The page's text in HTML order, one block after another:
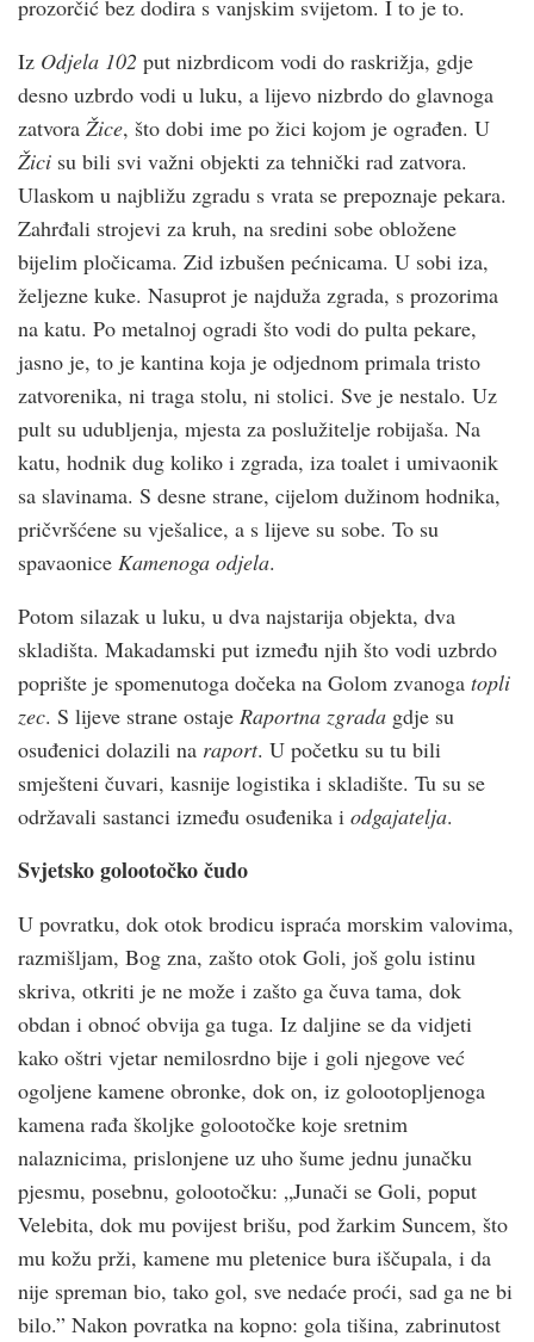
prozorčić bez dodira s vanjskim svijetom. I to je to.
Iz Odjela 102 put nizbrdicom vodi do raskrižja, gdje
desno uzbrdo vodi u luku, a lijevo nizbrdo do glavnoga
zatvora Žice, što dobi ime po žici kojom je ograđen. U
Žici su bili svi važni objekti za tehnički rad zatvora.
Ulaskom u najbližu zgradu s vrata se prepoznaje pekara.
Zahrđali strojevi za kruh, na sredini sobe obložene
bijelim pločicama. Zid izbušen pećnicama. U sobi iza,
željezne kuke. Nasuprot je najduža zgrada, s prozorima
na katu. Po metalnoj ogradi što vodi do pulta pekare,
jasno je, to je kantina koja je odjednom primala tristo
zatvorenika, ni traga stolu, ni stolici. Sve je nestalo. Uz
pult su udubljenja, mjesta za poslužitelje robijaša. Na
katu, hodnik dug koliko i zgrada, iza toalet i umivaonik
sa slavinama. S desne strane, cijelom dužinom hodnika,
pričvršćene su vješalice, a s lijeve su sobe. To su
spavaonice Kamenoga odjela.
Potom silazak u luku, u dva najstarija objekta, dva
skladišta. Makadamski put između njih što vodi uzbrdo
poprište je spomenutoga dočeka na Golom zvanoga topli
zec. S lijeve strane ostaje Raportna zgrada gdje su
osuđenici dolazili na raport. U početku su tu bili
smješteni čuvari, kasnije logistika i skladište. Tu su se
održavali sastanci između osuđenika i odgajatelja.
Svjetsko golootočko čudo
U povratku, dok otok brodicu ispraća morskim valovima,
razmišljam, Bog zna, zašto otok Goli, još golu istinu
skriva, otkriti je ne može i zašto ga čuva tama, dok
obdan i obnoć obvija ga tuga. Iz daljine se da vidjeti
kako oštri vjetar nemilosrdno bije i goli njegove već
ogoljene kamene obronke, dok on, iz golootopljenoga
kamena rađa školjke golootočke koje sretnim
nalaznicima, prislonjene uz uho šume jednu junačku
pjesmu, posebnu, golootočku: „Junači se Goli, poput
Velebita, dok mu povijest brišu, pod žarkim Suncem, što
mu kožu prži, kamene mu pletenice bura iščupala, i da
nije spreman bio, tako gol, sve nedaće proći, sad ga ne bi
bilo.” Nakon povratka na kopno: gola tišina, zabrinutost